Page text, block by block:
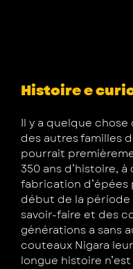
Histoire e
Il y a quelque
des autres familles
pourrait
350 ans d’histoire,
fabrication d’épées
début de la période
savoir-faire et des
générations a sans
couteaux Nigara
longue histoire